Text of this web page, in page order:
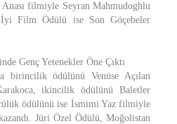
filmiyle Seyran Mahmudoghlu
Film Ödülü ise Son Göçebeler
Genç Yetenekler Öne Çıktı
birincilik ödülünü Venüse Açılan
ikincilik ödülünü Baletler
ödülünü ise İsmimi Yaz filmiyle
Jüri Özel Ödülü, Moğolistan